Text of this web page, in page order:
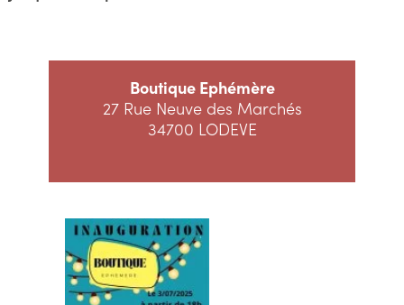
Boutique Ephémère
27 Rue Neuve des Marchés
34700 LODEVE